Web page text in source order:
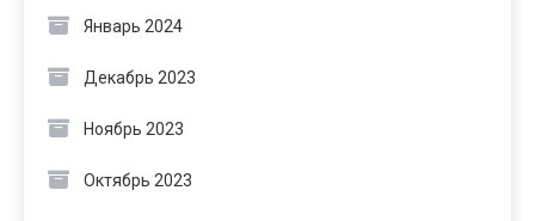
Январь 2024
Декабрь 2023
Ноябрь 2023
Октябрь 2023